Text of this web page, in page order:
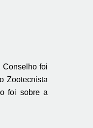
Conselho foi
Zootecnista
foi sobre a